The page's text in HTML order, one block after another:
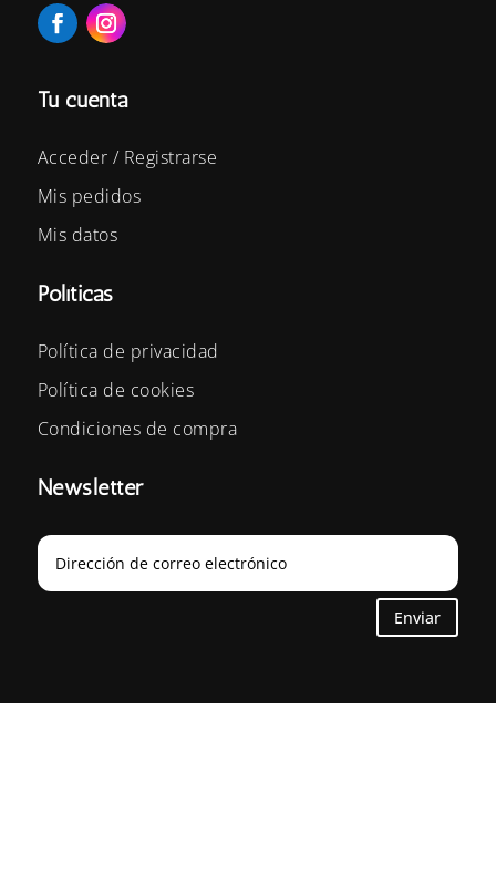
Tu cuenta
Acceder / Registrarse
Mis pedidos
Mis datos
Políticas
Política de privacidad
Política de cookies
Condiciones de compra
Newsletter
Enviar